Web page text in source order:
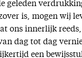
geleden
is, mogen wij
ons innerlijk
dag tot dag
een